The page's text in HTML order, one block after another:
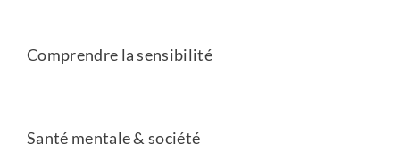
Comprendre la sensibilité
Santé mentale & société